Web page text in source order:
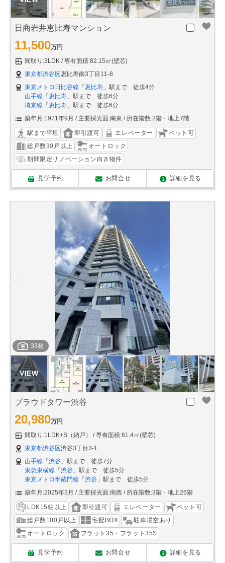
日商岩井恵比寿マンション
11,500万円
間取り:3LDK
専有面積:82.15㎡(壁芯)
東京都渋谷区恵比寿南3丁目11-8
東京メトロ日比谷線 「 恵比寿 」駅まで 徒歩4分
山手線 「 恵比寿 」駅まで 徒歩6分
埼京線 「 恵比寿 」駅まで 徒歩6分
築年月:1971年9月
主要採光面:南東 所在階数:2階・地上7階
駅まで平坦 即引渡可 エレベーター
ペット可
総戸数30戸以上
オートロック
期間限定リノベーション向き物件
見学予約 お問合せ 詳細を見る
33枚
プラウドタワー渋谷
20,980万円
間取り:1LDK+S（納戸）
専有面積:61.4㎡(壁芯)
東京都渋谷区渋谷3丁目3-1
山手線 「渋谷 」駅まで 徒歩7分
東急東横線 「渋谷 」駅まで 徒歩5分
東京メトロ半蔵門線 「渋谷 」駅まで 徒歩5分
築年月:2025年3月
主要採光面:南西 所在階数:3階・地上26階
LDK15帖以上 即引渡可 エレベーター
ペット可
総戸数100戸以上
宅配BOX
駐車場空あり
オートロック
フラット35・フラット35S
見学予約 お問合せ 詳細を見る